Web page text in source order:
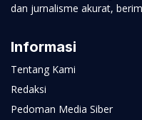
dan jurnalisme akurat,
Informasi
Tentang Kami
Redaksi
Pedoman Media Siber